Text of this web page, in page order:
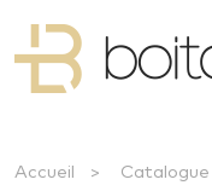
Accueil > Catalogue